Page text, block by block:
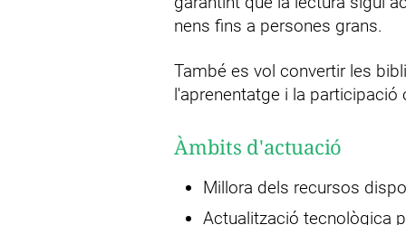
nens fins a persones grans.
També es vol convertir les
l'aprenentatge i la
Àmbits d'actuació
Millora dels recursos
Actualització tecnològica